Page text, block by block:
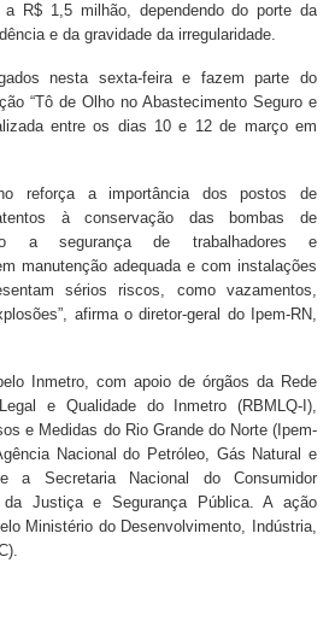
R$ 1,5 milhão, dependendo do porte da
e da gravidade da irregularidade.
nesta sexta-feira e fazem parte do
“Tô de Olho no Abastecimento Seguro e
entre os dias 10 e 12 de março em
reforça a importância dos postos de
à conservação das bombas de
a segurança de trabalhadores e
manutenção adequada e com instalações
sérios riscos, como vazamentos,
afirma o diretor-geral do Ipem-RN,
Inmetro, com apoio de órgãos da Rede
e Qualidade do Inmetro (RBMLQ-I),
e Medidas do Rio Grande do Norte (Ipem-
Nacional do Petróleo, Gás Natural e
a Secretaria Nacional do Consumidor
da Justiça e Segurança Pública. A ação
Ministério do Desenvolvimento, Indústria,